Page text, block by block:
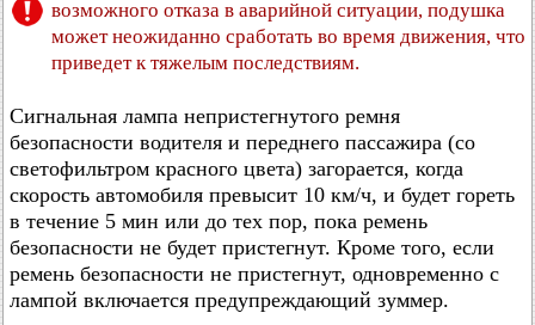
возможного отказа в аварийной ситуации, подушка
может неожиданно сработать во время движения, что
приведет к тяжелым последствиям.
Сигнальная лампа непристегнутого ремня
безопасности водителя и переднего пассажира (со
светофильтром красного цвета) загорается, когда
скорость автомобиля превысит 10 км/ч, и будет гореть
в течение 5 мин или до тех пор, пока ремень
безопасности не будет пристегнут. Кроме того, если
ремень безопасности не пристегнут, одновременно с
лампой включается предупреждающий зуммер.